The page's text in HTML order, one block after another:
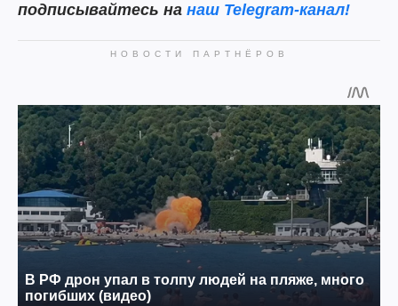
подписывайтесь на наш Telegram-канал!